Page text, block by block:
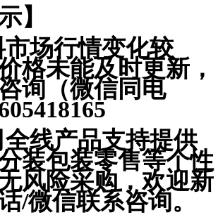
】
市场行情变化较
格未能及时更新，
询（微信同电
线产品支持提供
装包装零售等个性
风险采购，欢迎新
/微信联系咨询。